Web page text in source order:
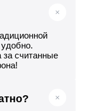
считанные